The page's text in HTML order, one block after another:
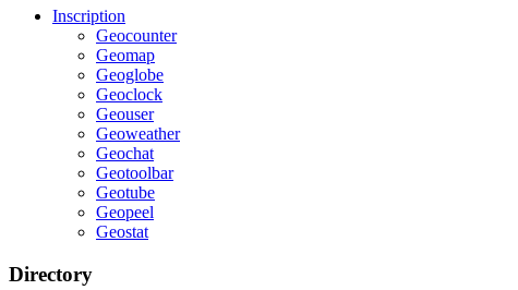
Inscription
Geocounter
Geomap
Geoglobe
Geoclock
Geouser
Geoweather
Geochat
Geotoolbar
Geotube
Geopeel
Geostat
Directory